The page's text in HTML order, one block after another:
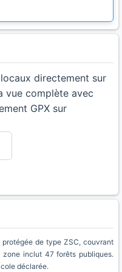
directement sur
vue complète avec
GPX sur
de type ZSC, couvrant
zone inclut 47 forêts publiques.
déclarée.